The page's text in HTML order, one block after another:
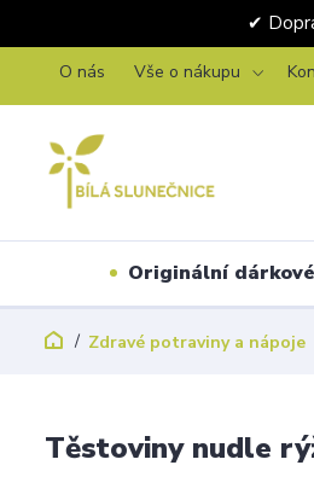
✔
O nás Vše o nákupu
Originální
Zdravé potraviny a nápoje
Těstoviny nudle